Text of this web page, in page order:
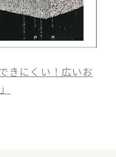
きにくい！広いお